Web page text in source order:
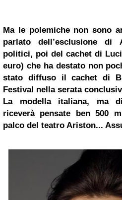
Ma le polemiche non sono
parlato dell’esclusione di
politici, poi del cachet di
euro) che ha destato non
stato diffuso il cachet di
Festival nella serata
La modella italiana, ma
riceverà pensate ben 500
palco del teatro Ariston...